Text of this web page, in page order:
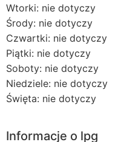
Wtorki: nie dotyczy
Środy: nie dotyczy
Czwartki: nie dotyczy
Piątki: nie dotyczy
Soboty: nie dotyczy
Niedziele: nie dotyczy
Święta: nie dotyczy
Informacje o lpg